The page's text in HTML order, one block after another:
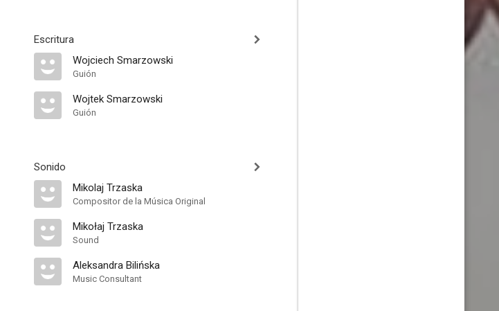
Escritura
Wojciech Smarzowski
Guión
Wojtek Smarzowski
Guión
Sonido
Mikolaj Trzaska
Compositor de la Música Original
Mikołaj Trzaska
Sound
Aleksandra Bilińska
Music Consultant